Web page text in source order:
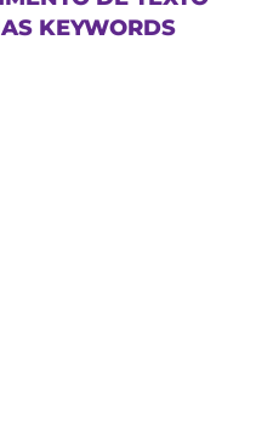
KEYWORDS